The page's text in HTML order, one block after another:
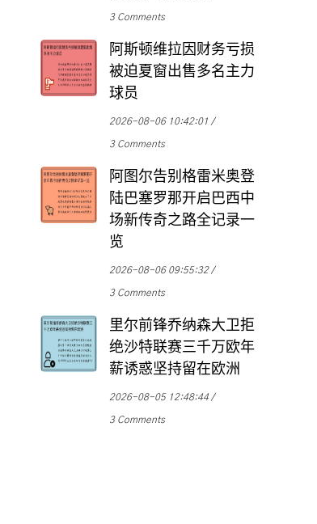
3 Comments
阿斯顿维拉因财务亏损
被迫夏窗出售多名主力
球员
2026-08-06 10:42:01
3 Comments
阿图尔告别格雷米奥登
陆巴塞罗那开启巴西中
场新传奇之路全记录一
览
2026-08-06 09:55:32
3 Comments
里尔前锋乔纳森大卫拒
绝沙特联赛三千万欧年
薪诱惑坚持留在欧洲
2026-08-05 12:48:44
3 Comments